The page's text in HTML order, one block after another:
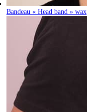
Bandeau « Head band » wax